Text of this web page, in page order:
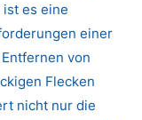
es eine
einer
von
Flecken
nicht nur die